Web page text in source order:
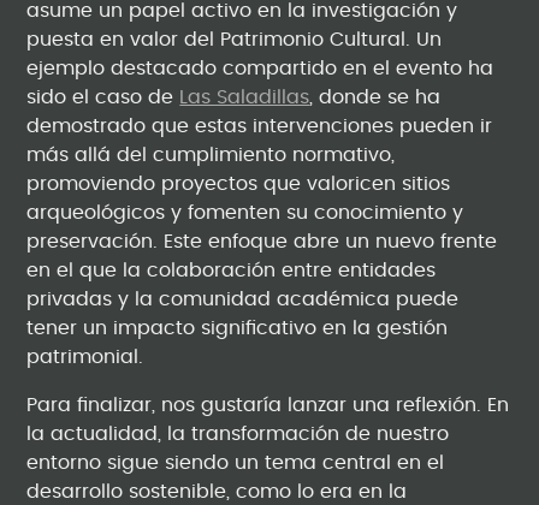
asume un papel activo en la investigación y
puesta en valor del Patrimonio Cultural. Un
ejemplo destacado compartido en el evento ha
sido el caso de
Las Saladillas , donde se ha
demostrado que estas intervenciones pueden ir
más allá del cumplimiento normativo,
promoviendo proyectos que valoricen sitios
arqueológicos y fomenten su conocimiento y
preservación. Este enfoque abre un nuevo frente
en el que la colaboración entre entidades
privadas y la comunidad académica puede
tener un impacto significativo en la gestión
patrimonial.
Para finalizar, nos gustaría lanzar una reflexión. En
la actualidad, la transformación de nuestro
entorno sigue siendo un tema central en el
desarrollo sostenible, como lo era en la